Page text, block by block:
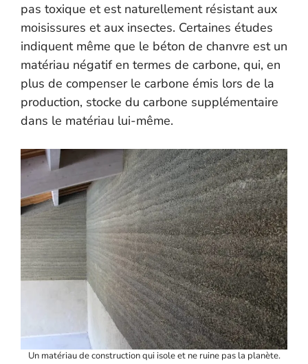
pas toxique et est naturellement résistant aux
moisissures et aux insectes. Certaines études
indiquent même que le béton de chanvre est un
matériau négatif en termes de carbone, qui, en
plus de compenser le carbone émis lors de la
production, stocke du carbone supplémentaire
dans le matériau lui-même.
Un matériau de construction qui isole et ne ruine pas la planète.